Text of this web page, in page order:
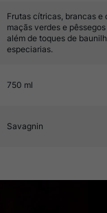
Frutas cítricas, brancas e
maçãs verdes e
além de toques de
especiarias.
750 ml
Savagnin